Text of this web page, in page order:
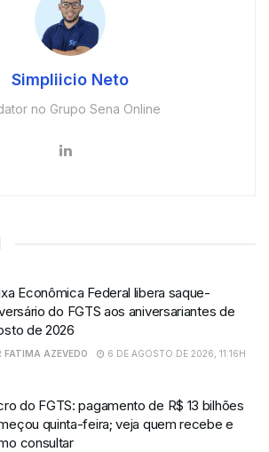
Simpliicio Neto
no Grupo Sena Online
Econômica Federal libera saque-
do FGTS aos aniversariantes de
de 2026
FATIMA AZEVEDO
6 DE AGOSTO DE 2026, 11:16H
do FGTS: pagamento de R$ 13 bilhões
quinta-feira; veja quem recebe e
consultar